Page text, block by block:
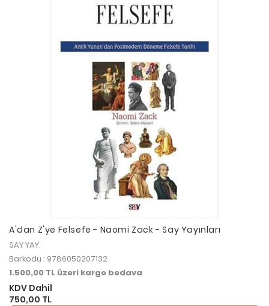
A'dan Z'ye Felsefe - Naomi Zack - Say Yayınları
SAY YAY.
Barkodu : 9786050207132
1.500,00 TL üzeri kargo bedava
KDV Dahil
750,00 TL